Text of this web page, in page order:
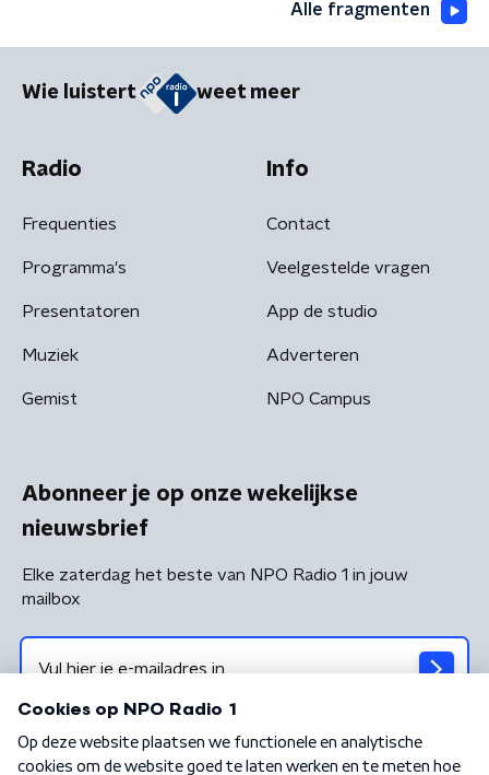
Alle fragmenten
Wie luistert weet meer
Radio
Frequenties
Programma's
Presentatoren
Muziek
Gemist
Info
Contact
Veelgestelde vragen
App de studio
Adverteren
NPO Campus
Abonneer je op onze wekelijkse
nieuwsbrief
Elke zaterdag het beste van NPO Radio 1 in jouw
mailbox